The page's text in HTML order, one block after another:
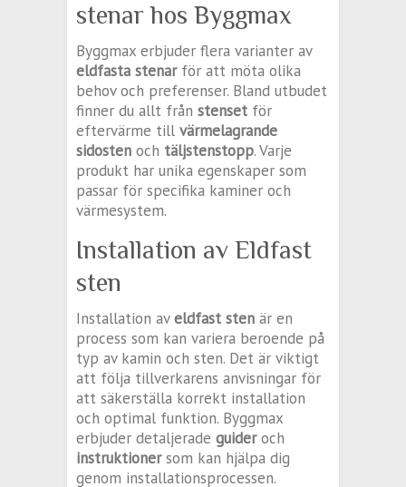
stenar hos Byggmax
Byggmax erbjuder flera varianter av
eldfasta stenarför att möta olika
behov och preferenser. Bland utbudet
finner du allt från stenset för
eftervärme till värmelagrande
sidosten och täljstenstopp. Varje
produkt har unika egenskaper som
passar för specifika kaminer och
värmesystem.
Installation av Eldfast
sten
Installation aveldfast sten är en
process som kan variera beroende på
typ av kamin och sten. Det är viktigt
att följa tillverkarens anvisningar för
att säkerställa korrekt installation
och optimal funktion. Byggmax
erbjuder detaljerade guideroch
instruktionersom kan hjälpa dig
genom installationsprocessen.